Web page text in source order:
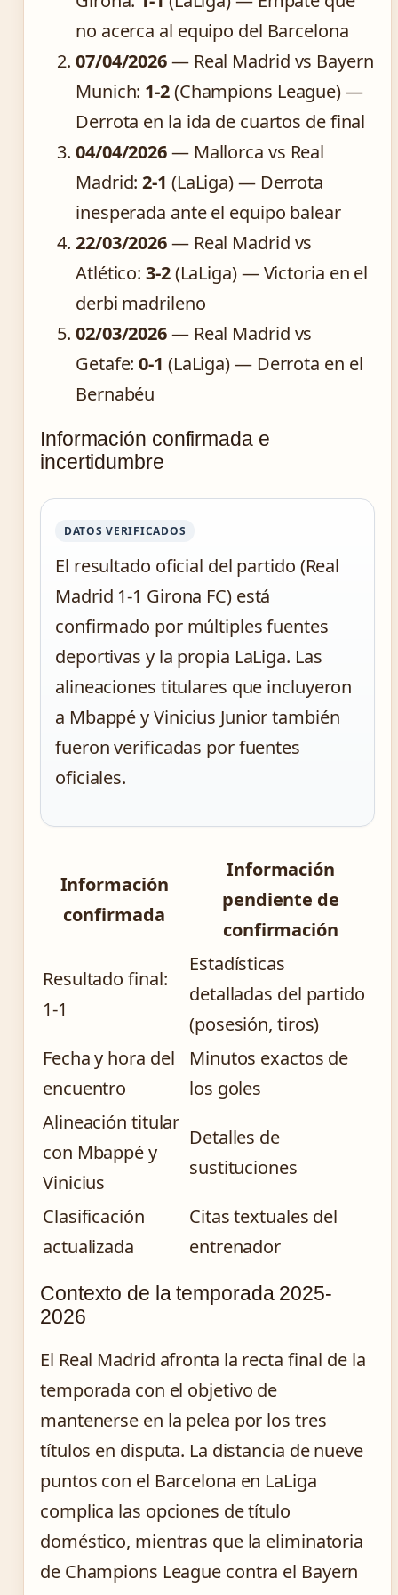
no acerca al equipo del Barcelona
07/04/2026— Real Madrid vs Bayern
Munich: 1-2(Champions League) —
Derrota en la ida de cuartos de final
04/04/2026— Mallorca vs Real
Madrid:2-1 (LaLiga) — Derrota
inesperada ante el equipo balear
22/03/2026— Real Madrid vs
Atlético:3-2(LaLiga) — Victoria en el
derbi madrileno
02/03/2026— Real Madrid vs
Getafe:0-1 (LaLiga) — Derrota en el
Bernabéu
Información confirmada e
incertidumbre
DATOS VERIFICADOS
El resultado oficial del partido (Real
Madrid 1-1 Girona FC) está
confirmado por múltiples fuentes
deportivas y la propia LaLiga. Las
alineaciones titulares que incluyeron
a Mbappé y Vinicius Junior también
fueron verificadas por fuentes
oficiales.
Información
confirmada
Información
pendiente de
confirmación
Resultado final:
1-1
Estadísticas
detalladas del partido
(posesión, tiros)
Fecha y hora del
encuentro
Minutos exactos de
los goles
Alineación titular
con Mbappé y
Vinicius
Detalles de
sustituciones
Clasificación
actualizada
Citas textuales del
entrenador
Contexto de la temporada 2025-
2026
El Real Madrid afronta la recta final de la
temporada con el objetivo de
mantenerse en la pelea por los tres
títulos en disputa. La distancia de nueve
puntos con el Barcelona en LaLiga
complica las opciones de título
doméstico, mientras que la eliminatoria
de Champions League contra el Bayern